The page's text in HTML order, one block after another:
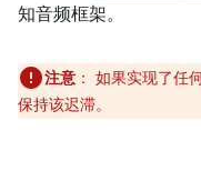
知音频框架。
注意 ： 如果实现了任
保持该迟滞。